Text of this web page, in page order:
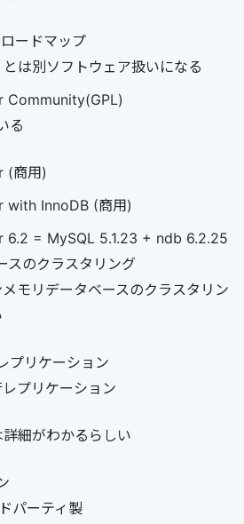
ードマップ
は別ソフトウェア扱いになる
Community(GPL)
る
(商用)
with InnoDB (商用)
6.2 = MySQL 5.1.23 + ndb 6.2.25
スのクラスタリング
モリデータベースのクラスタリン
プリケーション
プリケーション
細がわかるらしい
パーティ製